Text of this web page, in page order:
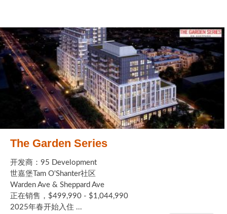
The Garden Series
开发商：95 Development
世嘉堡Tam O'Shanter社区
Warden Ave & Sheppard Ave
正在销售，$499,990 - $1,044,990
2025年春开始入住 ...